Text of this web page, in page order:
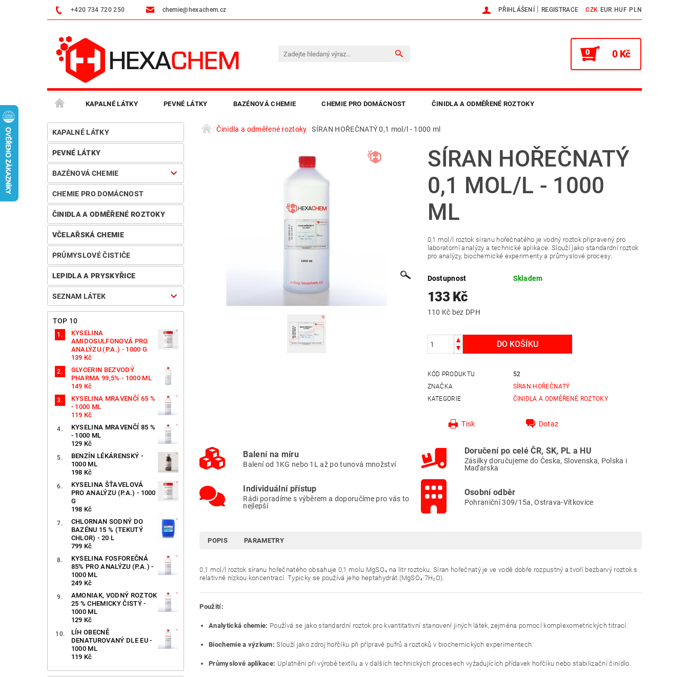
+420 734 720 250 chemie@hexachem.cz CZK EUR HUF PLN
PŘIHLÁŠENÍ | REGISTRACE
0 0 Kč
KAPALNÉ LÁTKY PEVNÉ LÁTKY BAZÉNOVÁ CHEMIE CHEMIE PRO DOMÁCNOST ČINIDLA A ODMĚŘENÉ ROZTOKY
VČELAŘSKÁ CHEMIE PRŮMYSLOVÉ ČISTIČE LEPIDLA A PRYSKYŘICE OBCHODNÍ PODMÍNKY
MOJE OBJEDNÁVKA
KAPALNÉ LÁTKY
PEVNÉ LÁTKY
BAZÉNOVÁ CHEMIE
CHEMIE PRO DOMÁCNOST
ČINIDLA A ODMĚŘENÉ ROZTOKY
VČELAŘSKÁ CHEMIE
PRŮMYSLOVÉ ČISTIČE
LEPIDLA A PRYSKYŘICE
SEZNAM LÁTEK
TOP 10
KYSELINA
AMIDOSULFONOVÁ PRO
ANALÝZU (P.A.) - 1000 G
139 Kč
GLYCERIN BEZVODÝ
PHARMA 99,5% - 1000 ML
149 Kč
KYSELINA MRAVENČÍ 65 %
- 1000 ML
119 Kč
KYSELINA MRAVENČÍ 85 %
- 1000 ML
129 Kč
BENZÍN LÉKÁRENSKÝ -
1000 ML
198 Kč
KYSELINA ŠŤAVELOVÁ
PRO ANALÝZU (P.A.) - 1000
G
198 Kč
CHLORNAN SODNÝ DO
BAZÉNU 15 % (TEKUTÝ
CHLOR) - 20 L
799 Kč
KYSELINA FOSFOREČNÁ
85% PRO ANALÝZU (P.A.) -
1000 ML
249 Kč
AMONIAK, VODNÝ ROZTOK
25 % CHEMICKY ČISTÝ -
1000 ML
129 Kč
LÍH OBECNĚ
DENATUROVANÝ DLE EU -
1000 ML
119 Kč
Činidla a odměřené roztoky SÍRAN HOŘEČNATÝ 0,1 mol/l - 1000 ml
SÍRAN HOŘEČNATÝ
0,1 MOL/L - 1000
ML
0,1 mol/l roztok síranu hořečnatého je vodný roztok připravený pro
laboratorní analýzy a technické aplikace. Slouží jako standardní roztok
pro analýzy, biochemické experimenty a průmyslové procesy.
Dostupnost Skladem
133 Kč
110 Kč bez DPH
KÓD PRODUKTU
52
ZNAČKA
SÍRAN HOŘEČNATÝ
KATEGORIE
ČINIDLA A ODMĚŘENÉ ROZTOKY
Tisk Dotaz
Balení na míru
Balení od 1KG nebo 1L až po tunová množství
Doručení po celé ČR, SK, PL a HU
Zásilky doručujeme do Česka, Slovenska, Polska i
Maďarska
Individuální přístup
Rádi poradíme s výběrem a doporučíme pro vás to
nejlepší
Osobní odběr
Pohraniční 309/15a, Ostrava-Vítkovice
POPIS PARAMETRY
0,1 mol/l roztok síranu hořečnatého obsahuje 0,1 molu MgSO₄ na litr roztoku. Síran hořečnatý je ve vodě dobře rozpustný a tvoří bezbarvý roztok s
relativně nízkou koncentrací. Typicky se používá jeho heptahydrát (MgSO₄·7H₂O).
Použití:
Analytická chemie: Používá se jako standardní roztok pro kvantitativní stanovení jiných látek, zejména pomocí komplexometrických titrací.
Biochemie a výzkum: Slouží jako zdroj hořčíku při přípravě pufrů a roztoků v biochemických experimentech.
Průmyslové aplikace: Uplatnění při výrobě textilu a v dalších technických procesech vyžadujících přídavek hořčíku nebo stabilizační činidlo.